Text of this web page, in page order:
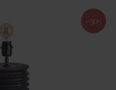
-50 %